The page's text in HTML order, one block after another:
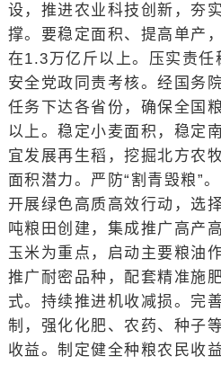
设，推进农业科技创新，夯
撑。要稳定面积、提高单产
在1.3万亿斤以上。压实责任
安全党政同责考核。经国务
任务下达各省份，确保全国
以上。稳定小麦面积，稳定
宜发展再生稻，挖掘北方农
面积潜力。严防“割青毁粮”
开展绿色高质高效行动，选
吨粮田创建，集成推广高产
玉米为重点，启动主要粮油
推广耐密品种，配套精准施
式。持续推进机收减损。完
制，强化化肥、农药、种子
收益。制定健全种粮农民收